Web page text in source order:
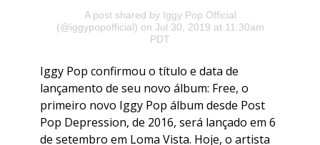
A post shared by Iggy Pop Official
(@iggypopofficial) on Jul 30, 2019 at 11:30am
PDT
Iggy Pop confirmou o título e data de
lançamento de seu novo álbum: Free, o
primeiro novo Iggy Pop álbum desde Post
Pop Depression, de 2016, será lançado em 6
de setembro em Loma Vista. Hoje, o artista